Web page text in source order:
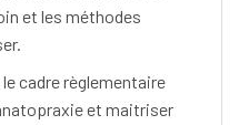
et les méthodes
cadre règlementaire
et maitriser